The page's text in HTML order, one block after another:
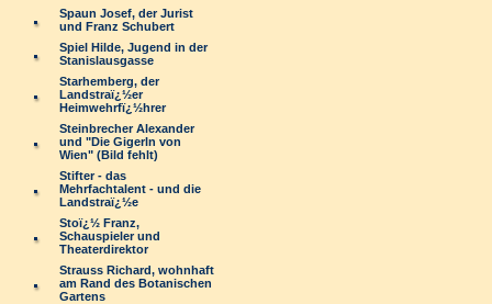
Spaun Josef, der Jurist
und Franz Schubert
Spiel Hilde, Jugend in der
Stanislausgasse
Starhemberg, der
Landstraï¿½er
Heimwehrfï¿½hrer
Steinbrecher Alexander
und "Die Gigerln von
Wien" (Bild fehlt)
Stifter - das
Mehrfachtalent - und die
Landstraï¿½e
Stoï¿½ Franz,
Schauspieler und
Theaterdirektor
Strauss Richard, wohnhaft
am Rand des Botanischen
Gartens